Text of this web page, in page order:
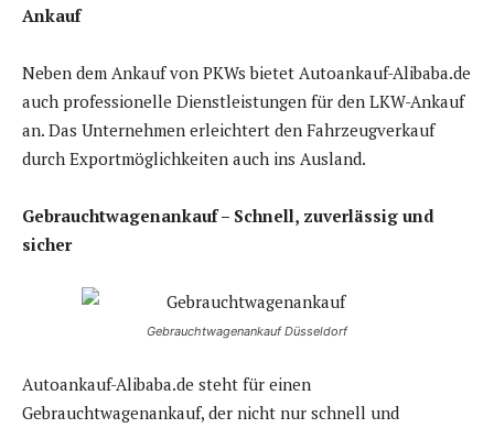
Ankauf
Neben dem Ankauf von PKWs bietet Autoankauf-Alibaba.de
auch professionelle Dienstleistungen für den LKW-Ankauf
an. Das Unternehmen erleichtert den Fahrzeugverkauf
durch Exportmöglichkeiten auch ins Ausland.
Gebrauchtwagenankauf – Schnell, zuverlässig und
sicher
Gebrauchtwagenankauf Düsseldorf
Autoankauf-Alibaba.de steht für einen
Gebrauchtwagenankauf, der nicht nur schnell und